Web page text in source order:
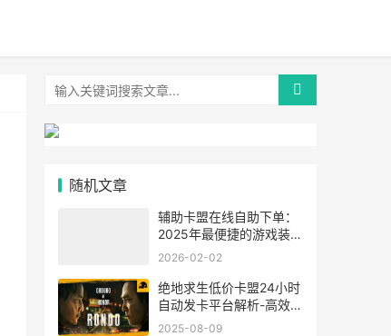
随机文章
辅助卡盟在线自助下单：
2025年最便捷的游戏装备
获取方式
2026-02-02
绝地求生低价卡盟24小时
自动发卡平台解析-高效便
捷的游戏服务解决方案
2025-08-09